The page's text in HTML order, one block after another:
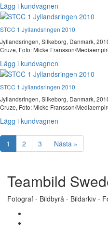
Lägg i kundvagnen
STCC 1 Jyllandsringen 2010
Jyllandsringen, Silkeborg, Danmark,
Cruze, Foto: Micke Fransson/
Lägg i kundvagnen
STCC 1 Jyllandsringen 2010
Jyllandsringen, Silkeborg, Danmark,
Cruze, Foto: Micke Fransson/
Lägg i kundvagnen
1 2 3 Nästa »
Teambild
Fotograf - Bildbyrå - Bildarkiv -